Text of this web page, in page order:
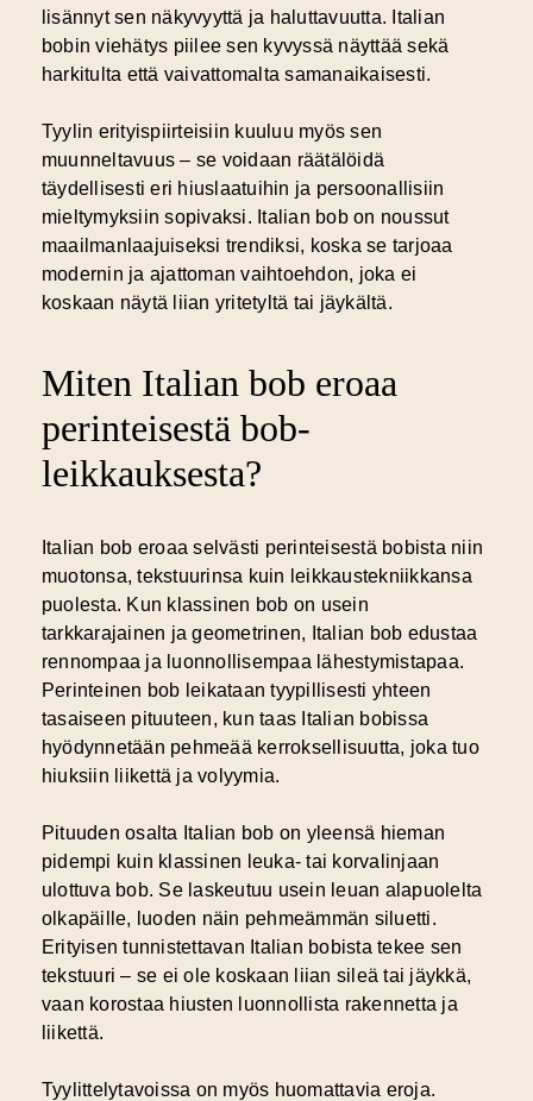
lisännyt sen näkyvyyttä ja haluttavuutta. Italian
bobin viehätys piilee sen kyvyssä näyttää sekä
harkitulta että vaivattomalta samanaikaisesti.
Tyylin erityispiirteisiin kuuluu myös sen
muunneltavuus – se voidaan räätälöidä
täydellisesti eri hiuslaatuihin ja persoonallisiin
mieltymyksiin sopivaksi. Italian bob on noussut
maailmanlaajuiseksi trendiksi, koska se tarjoaa
modernin ja ajattoman vaihtoehdon, joka ei
koskaan näytä liian yritetyltä tai jäykältä.
Miten Italian bob eroaa
perinteisestä bob-
leikkauksesta?
Italian bob eroaa selvästi perinteisestä bobista niin
muotonsa, tekstuurinsa kuin leikkaustekniikkansa
puolesta. Kun klassinen bob on usein
tarkkarajainen ja geometrinen, Italian bob edustaa
rennompaa ja luonnollisempaa lähestymistapaa.
Perinteinen bob leikataan tyypillisesti yhteen
tasaiseen pituuteen, kun taas Italian bobissa
hyödynnetään pehmeää kerroksellisuutta, joka tuo
hiuksiin liikettä ja volyymia.
Pituuden osalta Italian bob on yleensä hieman
pidempi kuin klassinen leuka- tai korvalinjaan
ulottuva bob. Se laskeutuu usein leuan alapuolelta
olkapäille, luoden näin pehmeämmän siluetti.
Erityisen tunnistettavan Italian bobista tekee sen
tekstuuri – se ei ole koskaan liian sileä tai jäykkä,
vaan korostaa hiusten luonnollista rakennetta ja
liikettä.
Tyylittelytavoissa on myös huomattavia eroja.